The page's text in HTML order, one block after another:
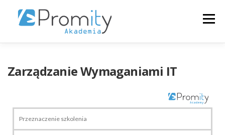
Menu
Zarządzanie Wymaganiami IT
Przeznaczenie szkolenia